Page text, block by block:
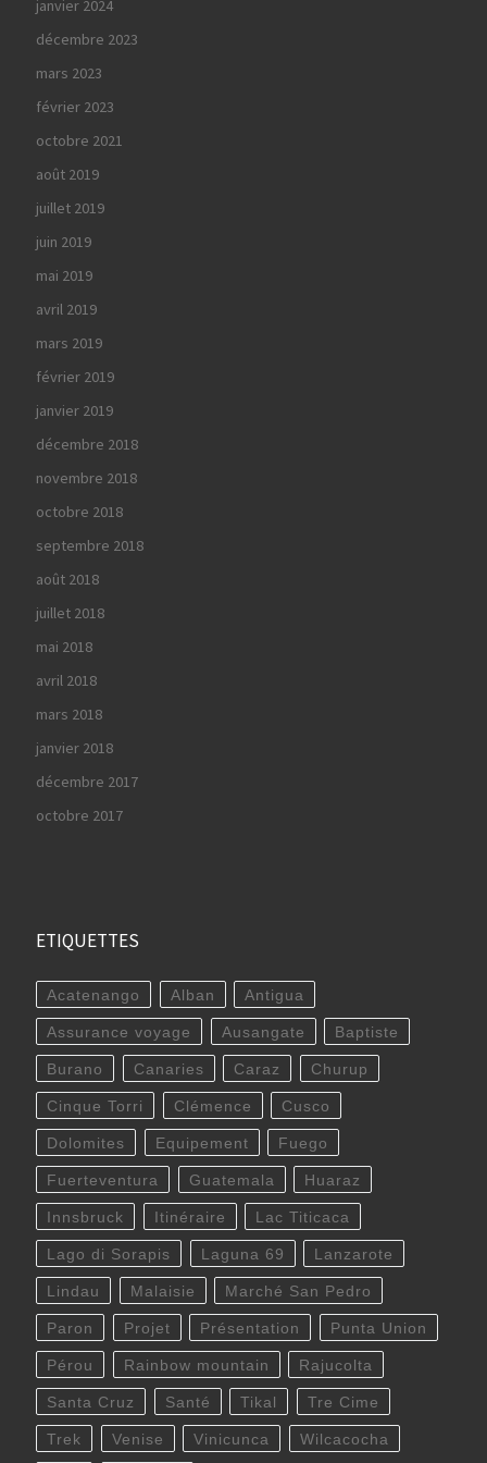
janvier 2024
décembre 2023
mars 2023
février 2023
octobre 2021
août 2019
juillet 2019
juin 2019
mai 2019
avril 2019
mars 2019
février 2019
janvier 2019
décembre 2018
novembre 2018
octobre 2018
septembre 2018
août 2018
juillet 2018
mai 2018
avril 2018
mars 2018
janvier 2018
décembre 2017
octobre 2017
ETIQUETTES
Acatenango Alban Antigua
Assurance voyage Ausangate Baptiste
Burano Canaries Caraz Churup
Cinque Torri Clémence Cusco
Dolomites Equipement Fuego
Fuerteventura Guatemala Huaraz
Innsbruck Itinéraire Lac Titicaca
Lago di Sorapis Laguna 69 Lanzarote
Lindau Malaisie Marché San Pedro
Paron Projet Présentation Punta Union
Pérou Rainbow mountain Rajucolta
Santa Cruz Santé Tikal Tre Cime
Trek Venise Vinicunca Wilcacocha